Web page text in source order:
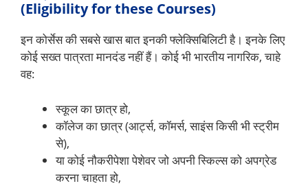
(Eligibility for these Courses)
इन कोर्सेस की सबसे खास बात इनकी फ्लेक्सिबिलिटी है। इनके लिए
कोई सख्त पात्रता मानदंड नहीं हैं। कोई भी भारतीय नागरिक, चाहे
वह:
स्कूल का छात्र हो,
कॉलेज का छात्र (आर्ट्स, कॉमर्स, साइंस किसी भी स्ट्रीम
से),
या कोई नौकरीपेशा पेशेवर जो अपनी स्किल्स को अपग्रेड
करना चाहता हो,